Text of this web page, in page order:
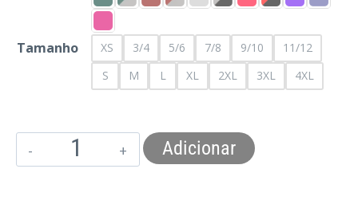
Tamanho XS 3/4 5/6 7/8 9/10
11/12
S
M L XL 2XL 3XL 4XL
Adicionar